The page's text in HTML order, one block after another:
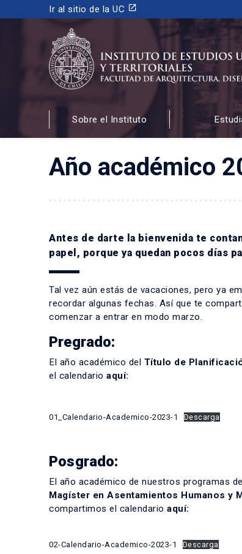
Ir al sitio de la UC launch
INSTITUTO DE ESTUDIOS
Y TERRITORIALES
FACULTAD DE ARQUITECTURA, DISEÑO Y
Sobre el Instituto
Año académico
Antes de darte la bienvenida te
papel, porque ya quedan pocos días
Tal vez aún estás de vacaciones, pero ya
recordar algunas fechas. Así que te
comenzar a entrar en modo marzo.
Pregrado:
El año académico del Título de
el calendario aquí:
01_Calendario-Academico-2023-1 Descarga
Posgrado:
El año académico de nuestros programas de
Magíster en Asentamientos Humanos y
compartimos el calendario aquí:
02-Calendario-Academico-2023-1 Descarga